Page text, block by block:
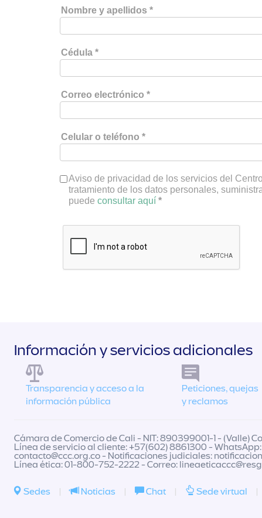
Nombre y apellidos
Cédula
Correo electrónico
Celular o teléfono
Aviso de privacidad de los servicios del
tratamiento de los datos personales,
puede consultar aquí
Información y servicios adicionales
Transparencia y acceso a la
información pública
Peticiones, quejas
y reclamos
Cámara de Comercio de Cali - NIT: 890399001-1 - (Valle)
Línea de servicio al cliente: +57(602) 8861300 -
contacto@ccc.org.co- Notificaciones judiciales:
Línea ética: 01-800-752-2222 - Correo:
Sedes | Noticias | Chat | Sede virtual |